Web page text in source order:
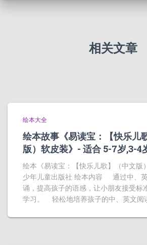
相关文章
绘本大全
绘本故事《易读宝：【快乐儿
版）软皮装》- 适合 5-7岁,3-4
绘本《易读宝：【快乐儿歌】（中文版
少年儿童出版社 绘本内容 通过中、英
诵，提高孩子的语感，让小朋友接受标
学习。 轻松地培养孩子的中、英文阅